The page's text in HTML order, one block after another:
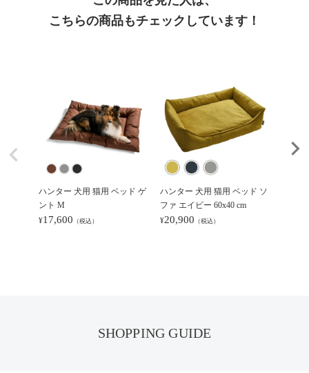
こちらの商品もチェックしています！
ハンター 犬用 猫用 ベッド ゲ
ント M
¥17,600 （税込）
ハンター 犬用 猫用 ベッド ソ
ファ エイビー 60x40 cm
¥20,900 （税込）
SHOPPING GUIDE